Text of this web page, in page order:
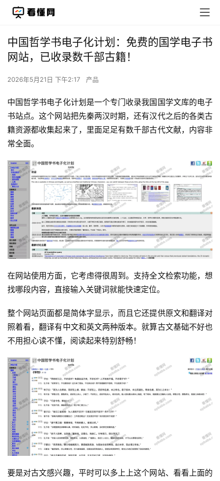
营
中国哲学书电子化计划：免费的国学电子书
网站，已收录数千部古籍！
2026年5月21日 下午2:17 产品
中国哲学书电子化计划是一个专门收录我国国学文库的电子
书站点。这个网站把先秦两汉时期，还有汉代之后的各类古
籍资源都收集起来了，里面足足有数千部古代文献，内容非
常全面。
在网站使用方面，它考虑得很周到。支持全文检索功能，想
找哪段内容，直接输入关键词就能快速定位。
整个网站页面都是简体字显示，而且它还提供原文和翻译对
照着看，翻译有中文和英文两种版本。就算古文基础不好也
不用担心读不懂，阅读起来特别舒畅！
要是对古文感兴趣，平时可以多上上这个网站、看看上面的